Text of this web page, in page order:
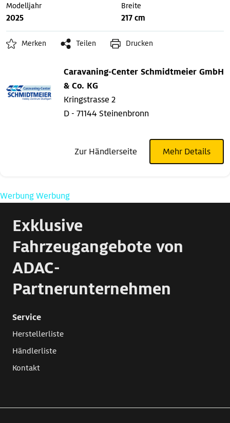
Modelljahr
2025
Breite
217 cm
Merken Teilen Drucken
Caravaning-Center Schmidtmeier GmbH
& Co. KG
Kringstrasse 2
D - 71144 Steinenbronn
Zur Händlerseite Mehr Details
WerbungWerbung
Exklusive
Fahrzeugangebote von
ADAC-
Partnerunternehmen
Service
Herstellerliste
Händlerliste
Kontakt